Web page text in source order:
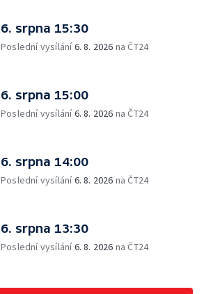
6. srpna 15:30
Poslední vysílání6. 8. 2026 na ČT24
6. srpna 15:00
Poslední vysílání6. 8. 2026 na ČT24
6. srpna 14:00
Poslední vysílání6. 8. 2026 na ČT24
6. srpna 13:30
Poslední vysílání6. 8. 2026 na ČT24